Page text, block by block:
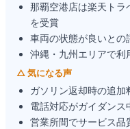
那覇空港店は楽天ト
を受賞
車両の状態が良いとの
沖縄・九州エリアで利
△ 気になる声
ガソリン返却時の追
電話対応がガイダン
営業所間でサービス品